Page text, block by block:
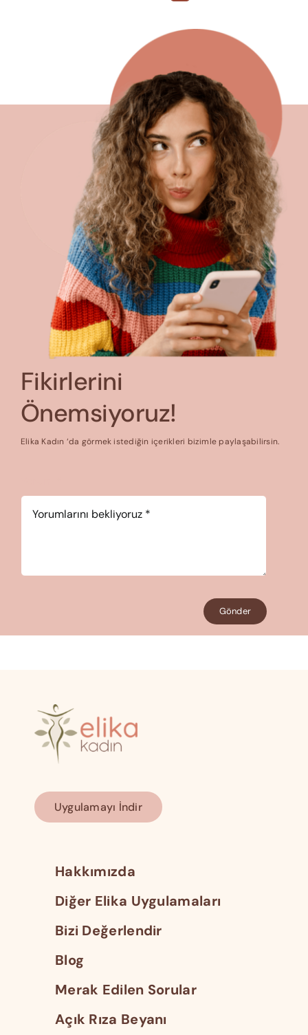
Fikirlerini
Önemsiyoruz!
Elika Kadın ‘da görmek istediğin içerikleri bizimle paylaşabilirsin.
Gönder
Uygulamayı İndir
Hakkımızda
Diğer Elika Uygulamaları
Bizi Değerlendir
Blog
Merak Edilen Sorular
Açık Rıza Beyanı